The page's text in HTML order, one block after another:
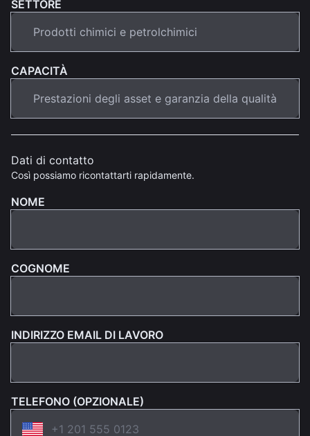
SETTORE
CAPACITÀ
Dati di contatto
Così possiamo ricontattarti rapidamente.
NOME
COGNOME
INDIRIZZO EMAIL DI LAVORO
TELEFONO (OPZIONALE)